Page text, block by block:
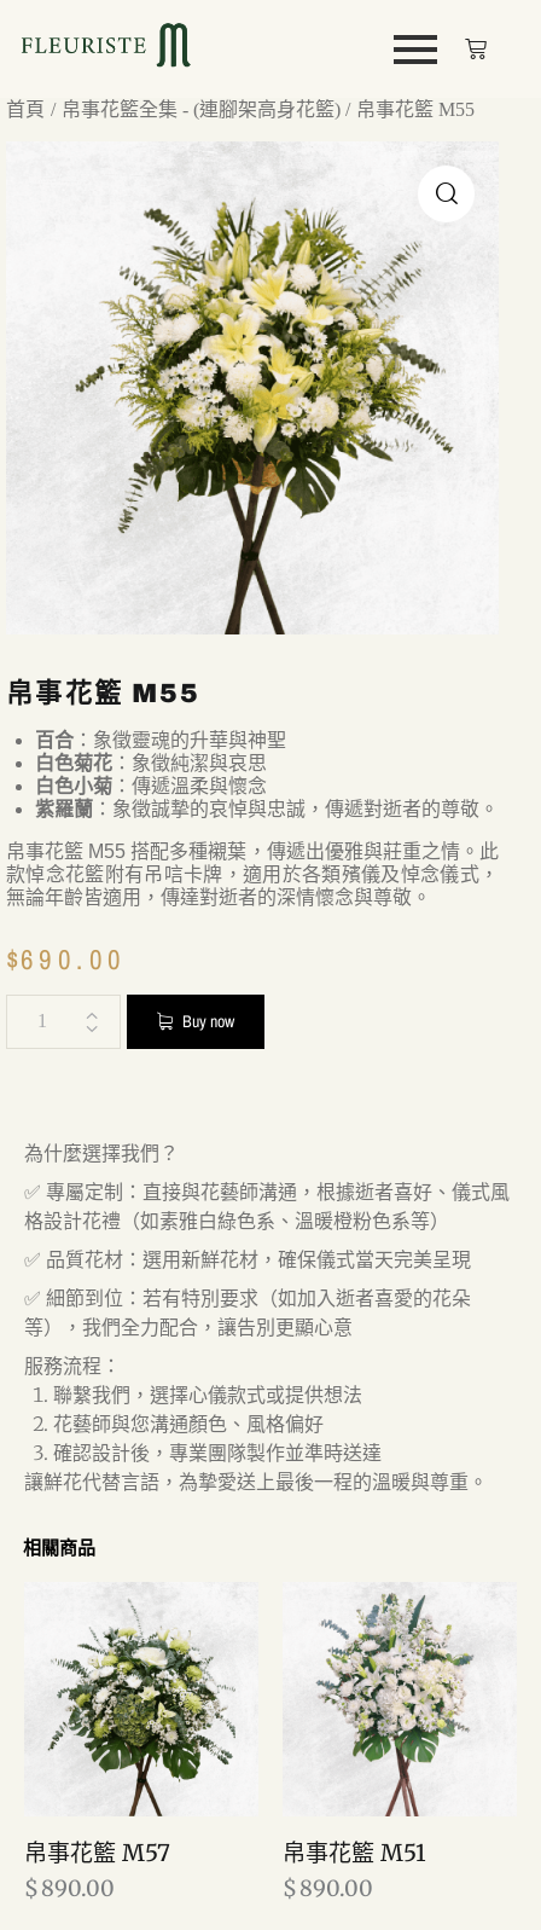
首頁 帛事花籃全集 - (連腳架高身花籃) 帛事花籃 M55
帛事花籃 M55
百合 ：象徵靈魂的升華與神聖
白色菊花 ：象徵純潔與哀思
白色小菊 ：傳遞溫柔與懷念
紫羅蘭 ：象徵誠摯的哀悼與忠誠，傳遞對逝者的尊敬。
帛事花籃 M55 搭配多種襯葉，傳遞出優雅與莊重之情。此
款悼念花籃附有吊唁卡牌，適用於各類殯儀及悼念儀式，
無論年齡皆適用，傳達對逝者的深情懷念與尊敬。
$690.00
Buy now
為什麼選擇我們？
✅ 專屬定制：直接與花藝師溝通，根據逝者喜好、儀式風
格設計花禮（如素雅白綠色系、溫暖橙粉色系等）
✅ 品質花材：選用新鮮花材，確保儀式當天完美呈現
✅ 細節到位：若有特別要求（如加入逝者喜愛的花朵
等），我們全力配合，讓告別更顯心意
服務流程：
聯繫我們，選擇心儀款式或提供想法
花藝師與您溝通顏色、風格偏好
確認設計後，專業團隊製作並準時送達
讓鮮花代替言語，為摯愛送上最後一程的溫暖與尊重。
相關商品
帛事花籃 M57
$890.00
帛事花籃 M51
$890.00